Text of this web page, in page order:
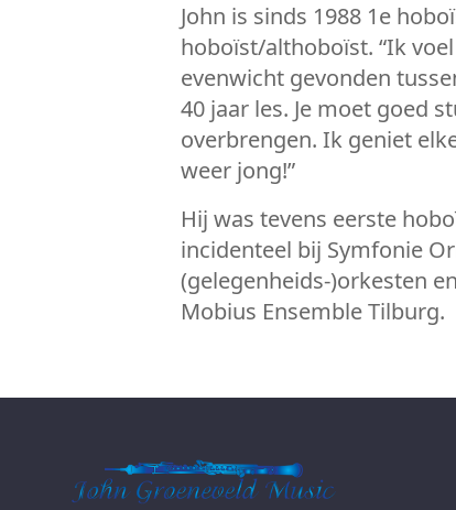
John is sinds 1988 1e
hoboïst/althoboïst. “Ik
evenwicht gevonden
40 jaar les. Je moet goed
overbrengen. Ik geniet
weer jong!”
Hij was tevens eerste
incidenteel bij Symfonie
(gelegenheids-)orkesten
Mobius Ensemble Tilburg.